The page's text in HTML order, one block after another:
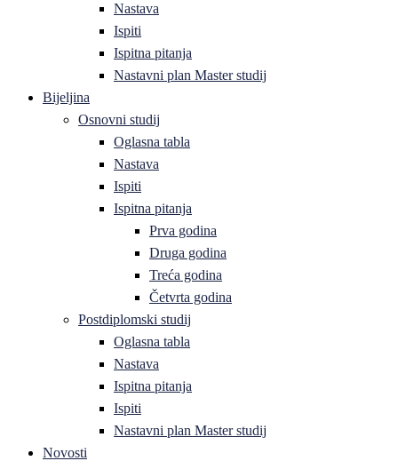
Nastava
Ispiti
Ispitna pitanja
Nastavni plan Master studij
Bijeljina
Osnovni studij
Oglasna tabla
Nastava
Ispiti
Ispitna pitanja
Prva godina
Druga godina
Treća godina
Četvrta godina
Postdiplomski studij
Oglasna tabla
Nastava
Ispitna pitanja
Ispiti
Nastavni plan Master studij
Novosti